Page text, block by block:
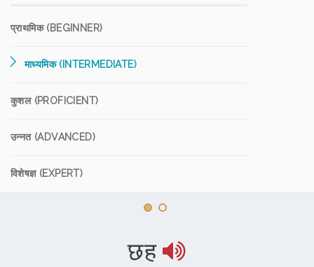
प्राथमिक (BEGINNER)
माध्यमिक (INTERMEDIATE)
कुशल (PROFICIENT)
उन्नत (ADVANCED)
विशेषज्ञ (EXPERT)
छह